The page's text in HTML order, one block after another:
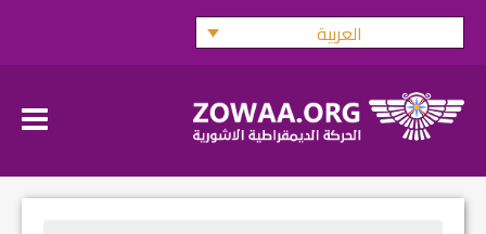
Skip
العربية